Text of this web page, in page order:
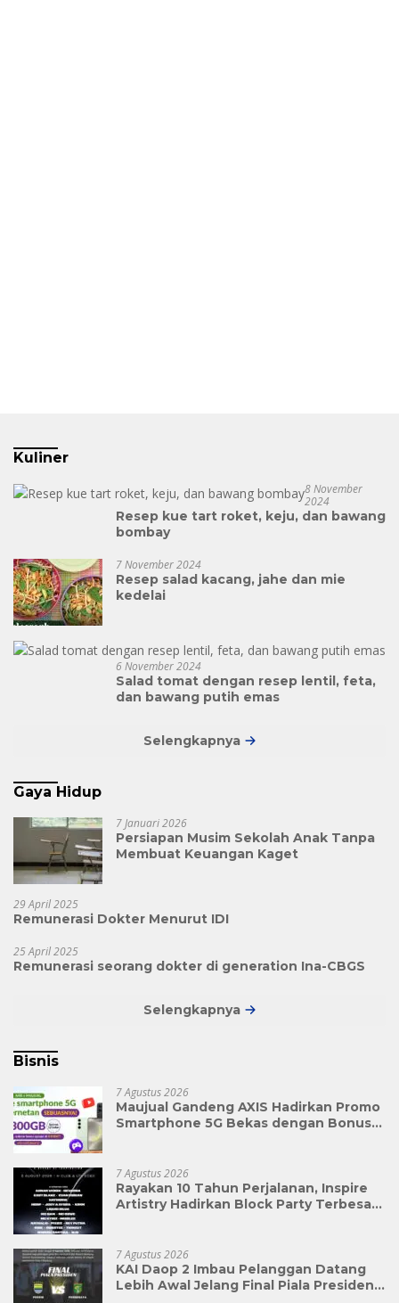
Kuliner
8 November
2024
Resep kue tart roket, keju, dan bawang
bombay
7 November 2024
Resep salad kacang, jahe dan mie
kedelai
6 November 2024
Salad tomat dengan resep lentil, feta,
dan bawang putih emas
Selengkapnya
Gaya Hidup
7 Januari 2026
Persiapan Musim Sekolah Anak Tanpa
Membuat Keuangan Kaget
29 April 2025
Remunerasi Dokter Menurut IDI
25 April 2025
Remunerasi seorang dokter di generation Ina-CBGS
Selengkapnya
Bisnis
7 Agustus 2026
Maujual Gandeng AXIS Hadirkan Promo
Smartphone 5G Bekas dengan Bonus
7 Agustus 2026
Rayakan 10 Tahun Perjalanan, Inspire
Artistry Hadirkan Block Party Terbesar
7 Agustus 2026
KAI Daop 2 Imbau Pelanggan Datang
Lebih Awal Jelang Final Piala Presiden